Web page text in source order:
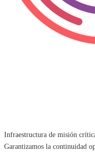
Infraestructura de misión
Garantizamos la continuidad